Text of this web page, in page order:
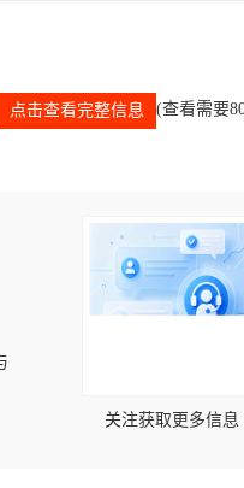
点击查看完整信息 (查看需要
关注获取更多信息